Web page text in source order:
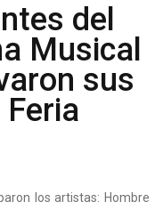
del
Musical
sus
los artistas: Hombre